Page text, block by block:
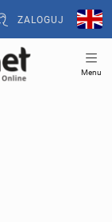
ZALOGUJ
Menu